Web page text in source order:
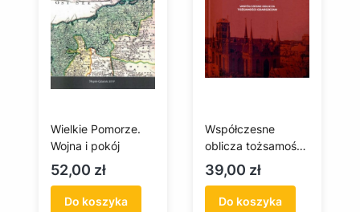
Wielkie Pomorze.
Wojna i pokój
Cena
52,00 zł
Do koszyka
Współczesne
oblicza tożsamości
Gdańszczan
Cena
39,00 zł
Do koszyka